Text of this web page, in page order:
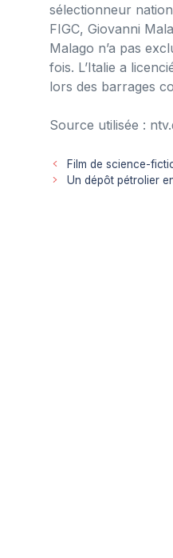
sélectionneur
FIGC, Giovanni
Malago n’a pas
fois. L’Italie a
lors des barrages
Source utilisée :
Film de science-
Un dépôt pétrolier